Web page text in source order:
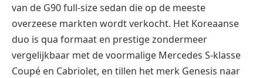
van de G90 full-size sedan die op de meeste
overzeese markten wordt verkocht. Het Koreaanse
duo is qua formaat en prestige zondermeer
vergelijkbaar met de voormalige Mercedes S-klasse
Coupé en Cabriolet, en tillen het merk Genesis naar